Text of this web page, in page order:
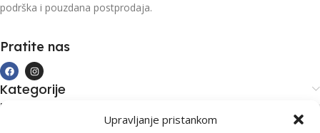
Upravljanje pristankom
podrška i pouzdana postprodaja.
Pratite nas
Kategorije
Kupovina i podrška